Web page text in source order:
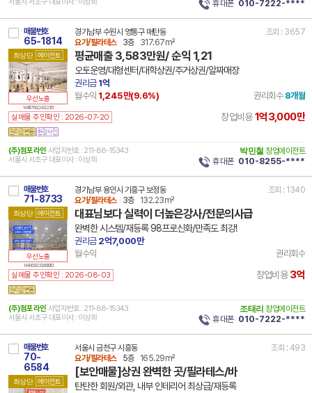
휴대폰 010-7222-****
매물번호
65-1814
최상단 에이전트
우선노출
14 41117 7492 240223 101
경기남부 수원시 영통구 매탄동
조회 : 3657
요가/필라테스
3층 317.67m²
평균매출 3,583만원/ 순익 1,21
오토운영/대형센터/대학상권/주거상권/알짜매장
권리금1억
월수익 1,245만(9.6%) 권리회수 8개월
실매물 주인확인 : 2026-07-20 창업비용1억3,000만
(주)점포라인 사업자번호 : 211-88-15343
서울시 서초구 대표이사 : 이상희
박민철 창업에이전트
휴대폰 010-8255-****
매물번호
71-8733
최상단 에이전트
우선노출
14 41463 8239 260501 101
경기남부 용인시 기흥구 보정동
조회 : 1340
요가/필라테스
3층 132.23m²
대표님보다 실력이 더높은강사/전문의사급
완벽한 시스템/재등록 98프로신화/만족도 최강!
권리금2억7,000만
월수익
권리회수
실매물 주인확인 : 2026-08-03 창업비용3억
(주)점포라인 사업자번호 : 211-88-15343
서울시 서초구 대표이사 : 이상희
조태리 창업에이전트
휴대폰 010-7222-****
매물번호
70-
6584
최상단 에이전트
서울시 금천구 시흥동
조회 : 493
요가/필라테스
5층 165.29m²
[보안매물]상권 완벽한 곳/필라테스/바
탄탄한 회원/외관, 내부 인테리어 최상급/재등록